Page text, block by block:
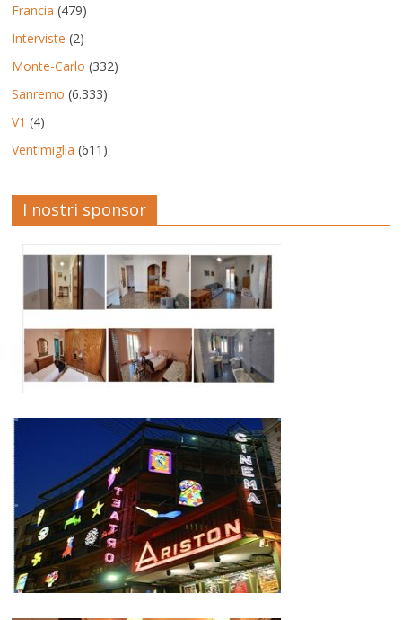
Francia (479)
Interviste (2)
Monte-Carlo (332)
Sanremo (6.333)
V1 (4)
Ventimiglia (611)
I nostri sponsor